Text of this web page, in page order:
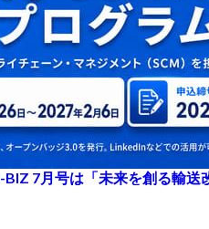
BIZ 7月号は「未来を創る輸